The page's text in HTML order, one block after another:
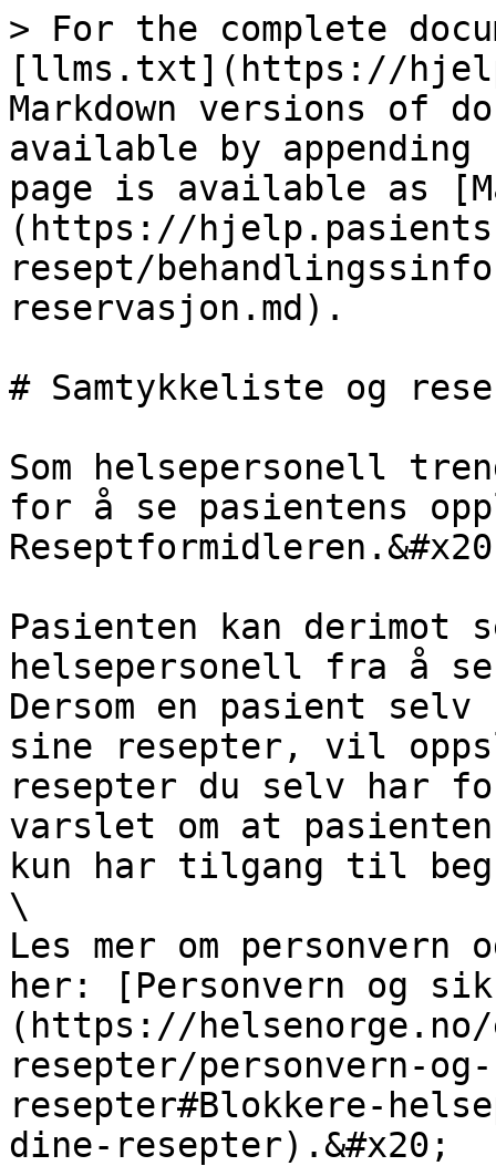
> For the complete
[llms.txt](https://
Markdown versions of
available by
page is available as
(https://
resept/
reservasjon.md).
# Samtykkeliste og
Som helsepersonell
for å se pasientens
Pasienten kan derimot
helsepersonell fra å
Dersom en pasient
sine resepter, vil
resepter du selv har
varslet om at
kun har tilgang til
\
Les mer om
her: [Personvern og
(https://helsenorge.no/
resepter/personvern-
resepter#Blokkere-
dine-resepter).&#x20;